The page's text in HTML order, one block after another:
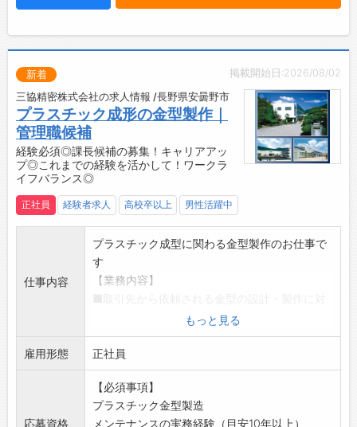
【貸与】
・安全靴
◎建物内の上履きのみ、ご準備ください
・食堂スペース
・休憩室
・ロッカー、更衣室
・寮完備（会社徒歩圏内/空き状況要相談可）
【製品について】
三協精密の製品ラインナップは、医療機器分野
と情報機器分野の2つのフィールドに大別され
ます。
■医療関連の精密プラスチック
人体・生命に関わる、衛生・安全性を最優先さ
療器具から、ヘルスケアにつながるパーツな
ど、三協精密が手がける製品は多岐にわたりま
す。
線に配慮した、さまざまな要求に万全に応えら
れるよう、精度やクリーン度を高め、また最新
掲載開始日:2026/08/02
新着
三協精密株式会社の求人情報 /長野県安曇野市
プラスチック成形の金型製作｜
管理職候補
経験必須◎課長候補の募集！キャリアアッ
プ◎これまでの経験を活かして！ワークラ
イフバランス◎
正社員 経験者求人 高校卒以上 男性活躍中
仕事内容
プラスチック成型に関わる金型製作のお仕事で
す
【業務内容】
お客様の要望に合わせて、設計や製作を行いま
す
■部品製造中に起きた不具合への対応・メンテ
ナンス
トラブルが発生した時は、すぐに原因を見つけ
もっと見る
雇用形態 正社員
応募資格
【必須事項】
プラスチック金型製造
メンテナンスの実務経験（目安10年以上）